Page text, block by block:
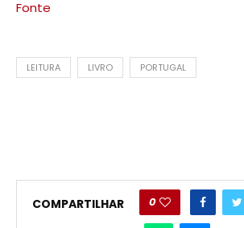
Fonte
LEITURA LIVRO PORTUGAL
COMPARTILHAR 0